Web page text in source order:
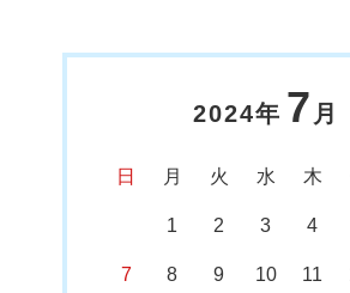
2024年 7 月
日 月 火 水 木
1 2 3 4
7 8 9 10 11